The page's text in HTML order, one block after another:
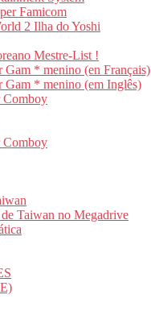
Famicom
2 Ilha do Yoshi
Mestre-List !
Gam * menino (en Français)
Gam * menino (em Inglês)
Comboy
Comboy
Taiwan no Megadrive